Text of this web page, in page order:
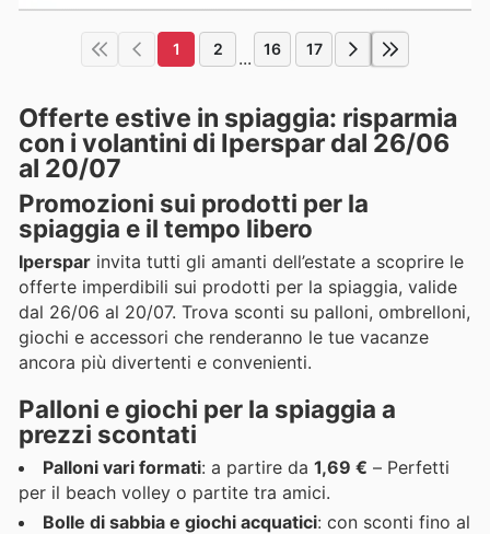
1 2 ... 16 17
Offerte estive in spiaggia: risparmia
con i volantini di Iperspar dal 26/06
al 20/07
Promozioni sui prodotti per la
spiaggia e il tempo libero
Iperspar invita tutti gli amanti dell’estate a scoprire le
offerte imperdibili sui prodotti per la spiaggia, valide
dal 26/06 al 20/07. Trova sconti su palloni, ombrelloni,
giochi e accessori che renderanno le tue vacanze
ancora più divertenti e convenienti.
Palloni e giochi per la spiaggia a
prezzi scontati
Palloni vari formati: a partire da 1,69 € – Perfetti
per il beach volley o partite tra amici.
Bolle di sabbia e giochi acquatici: con sconti fino al